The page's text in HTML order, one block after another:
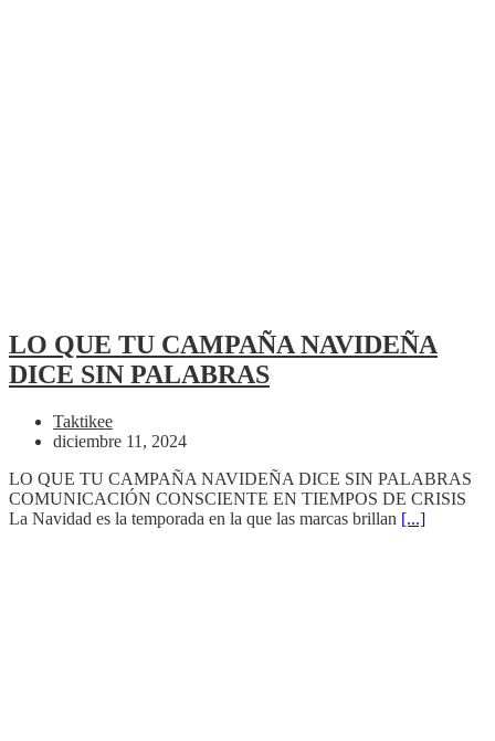
LO QUE TU CAMPAÑA NAVIDEÑA
DICE SIN PALABRAS
Taktikee
diciembre 11, 2024
LO QUE TU CAMPAÑA NAVIDEÑA DICE SIN PALABRAS
COMUNICACIÓN CONSCIENTE EN TIEMPOS DE CRISIS
La Navidad es la temporada en la que las marcas brillan [...]